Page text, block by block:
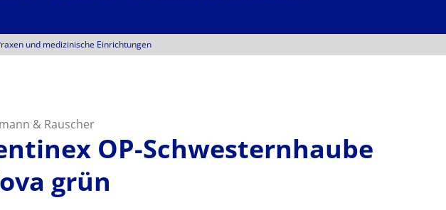
und medizinische Einrichtungen
& Rauscher
OP-Schwesternhaube
grün